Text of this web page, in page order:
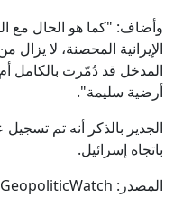
وأضاف: "كما هو الحال مع
الإيرانية المحصنة، لا
المدخل قد دُمّرت بالكامل أم
أرضية سليمة".
الجدير بالذكر أنه تم
باتجاه إسرائيل.
المصدر: GeopoliticWatch